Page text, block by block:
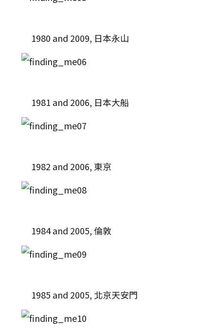
1980 and 2009, 日本永山
1981 and 2006, 日本大船
1982 and 2006, 東京
1984 and 2005, 倫敦
1985 and 2005, 北京天安門